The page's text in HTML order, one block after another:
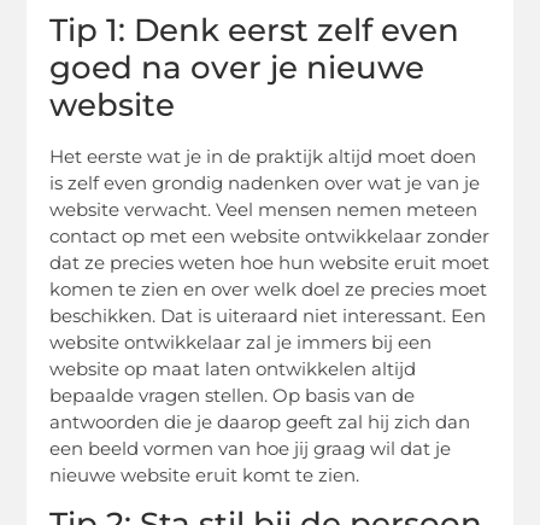
Tip 1: Denk eerst zelf even
goed na over je nieuwe
website
Het eerste wat je in de praktijk altijd moet doen
is zelf even grondig nadenken over wat je van je
website verwacht. Veel mensen nemen meteen
contact op met een website ontwikkelaar zonder
dat ze precies weten hoe hun website eruit moet
komen te zien en over welk doel ze precies moet
beschikken. Dat is uiteraard niet interessant. Een
website ontwikkelaar zal je immers bij een
website op maat laten ontwikkelen altijd
bepaalde vragen stellen. Op basis van de
antwoorden die je daarop geeft zal hij zich dan
een beeld vormen van hoe jij graag wil dat je
nieuwe website eruit komt te zien.